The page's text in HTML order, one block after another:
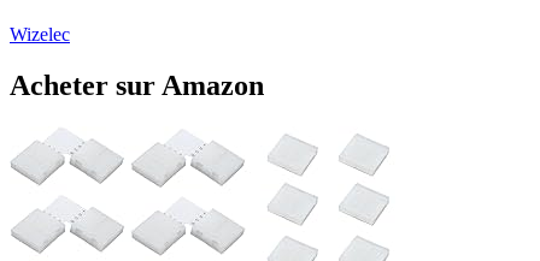
Wizelec
Acheter sur Amazon